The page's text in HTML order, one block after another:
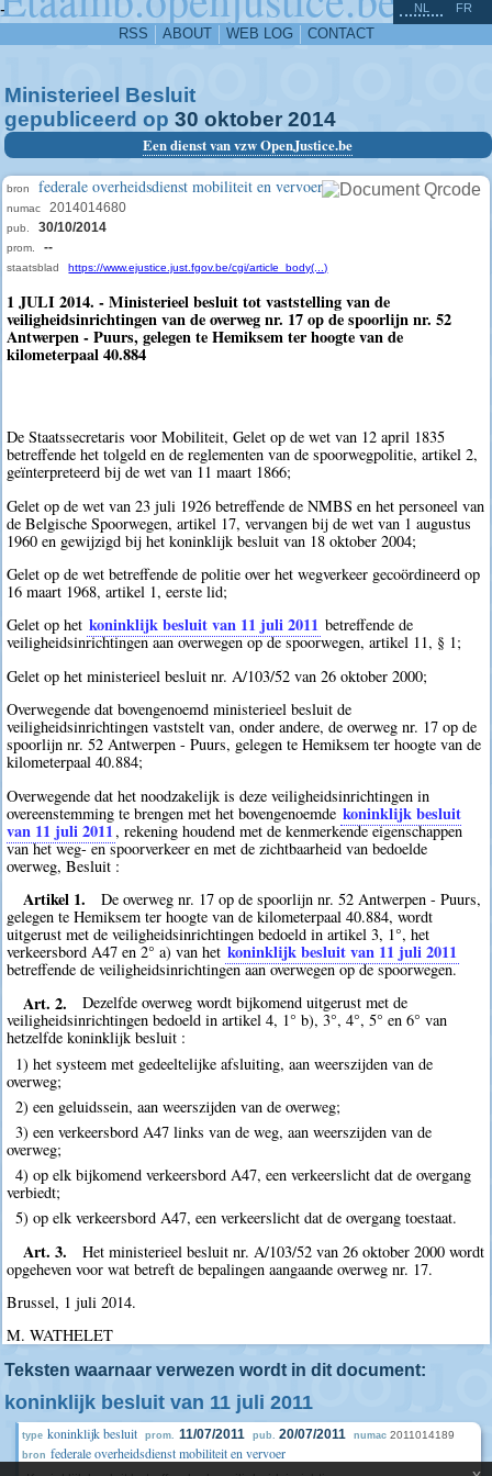
-
RSS ABOUT WEB LOG CONTACT
NL FR
Ministerieel Besluit
gepubliceerd op 30 oktober 2014
Een dienst van vzw OpenJustice.be
bron federale overheidsdienst mobiliteit en vervoer
numac 2014014680
pub. 30/10/2014
prom. --
staatsblad https://www.ejustice.just.fgov.be/cgi/article_body(...)
1 JULI 2014. - Ministerieel besluit tot vaststelling van de
veiligheidsinrichtingen van de overweg nr. 17 op de spoorlijn nr. 52
Antwerpen - Puurs, gelegen te Hemiksem ter hoogte van de
kilometerpaal 40.884
De Staatssecretaris voor Mobiliteit, Gelet op de wet van 12 april 1835
betreffende het tolgeld en de reglementen van de spoorwegpolitie, artikel 2,
geïnterpreteerd bij de wet van 11 maart 1866;
Gelet op de wet van 23 juli 1926 betreffende de NMBS en het personeel van
de Belgische Spoorwegen, artikel 17, vervangen bij de wet van 1 augustus
1960 en gewijzigd bij het koninklijk besluit van 18 oktober 2004;
Gelet op de wet betreffende de politie over het wegverkeer gecoördineerd op
16 maart 1968, artikel 1, eerste lid;
Gelet op het koninklijk besluit van 11 juli 2011 betreffende de
veiligheidsinrichtingen aan overwegen op de spoorwegen, artikel 11, § 1;
Gelet op het ministerieel besluit nr. A/103/52 van 26 oktober 2000;
Overwegende dat bovengenoemd ministerieel besluit de
veiligheidsinrichtingen vaststelt van, onder andere, de overweg nr. 17 op de
spoorlijn nr. 52 Antwerpen - Puurs, gelegen te Hemiksem ter hoogte van de
kilometerpaal 40.884;
Overwegende dat het noodzakelijk is deze veiligheidsinrichtingen in
overeenstemming te brengen met het bovengenoemde koninklijk besluit
van 11 juli 2011, rekening houdend met de kenmerkende eigenschappen
van het weg- en spoorverkeer en met de zichtbaarheid van bedoelde
overweg, Besluit :
Artikel 1.
De overweg nr. 17 op de spoorlijn nr. 52 Antwerpen - Puurs,
gelegen te Hemiksem ter hoogte van de kilometerpaal 40.884, wordt
uitgerust met de veiligheidsinrichtingen bedoeld in artikel 3, 1°, het
verkeersbord A47 en 2° a) van het koninklijk besluit van 11 juli 2011
betreffende de veiligheidsinrichtingen aan overwegen op de spoorwegen.
Art. 2.
Dezelfde overweg wordt bijkomend uitgerust met de
veiligheidsinrichtingen bedoeld in artikel 4, 1° b), 3°, 4°, 5° en 6° van
hetzelfde koninklijk besluit :
1) het systeem met gedeeltelijke afsluiting, aan weerszijden van de
overweg;
2) een geluidssein, aan weerszijden van de overweg;
3) een verkeersbord A47 links van de weg, aan weerszijden van de
overweg;
4) op elk bijkomend verkeersbord A47, een verkeerslicht dat de overgang
verbiedt;
5) op elk verkeersbord A47, een verkeerslicht dat de overgang toestaat.
Art. 3.
Het ministerieel besluit nr. A/103/52 van 26 oktober 2000 wordt
opgeheven voor wat betreft de bepalingen aangaande overweg nr. 17.
Brussel, 1 juli 2014.
M. WATHELET
Teksten waarnaar verwezen wordt in dit document:
koninklijk besluit van 11 juli 2011
type koninklijk besluit prom. 11/07/2011 pub. 20/07/2011 numac 2011014189
bron federale overheidsdienst mobiliteit en vervoer
^